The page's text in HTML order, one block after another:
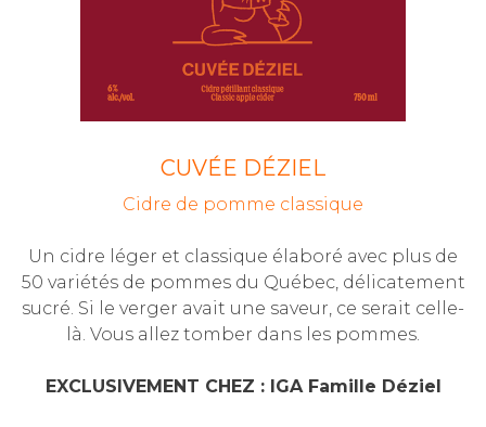
CUVÉE DÉZIEL
Cidre de pomme classique
Un cidre léger et classique élaboré avec plus de
50 variétés de pommes du Québec, délicatement
sucré. Si le verger avait une saveur, ce serait celle-
là. Vous allez tomber dans les pommes.
EXCLUSIVEMENT CHEZ : IGA Famille Déziel